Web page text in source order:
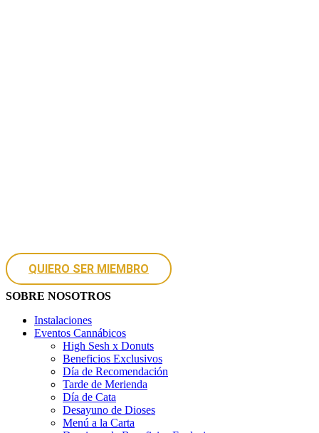
QUIERO SER MIEMBRO
SOBRE NOSOTROS
Instalaciones
Eventos Cannábicos
High Sesh x Donuts
Beneficios Exclusivos
Día de Recomendación
Tarde de Merienda
Día de Cata
Desayuno de Dioses
Menú a la Carta